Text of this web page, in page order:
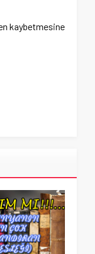
kaybetmesine